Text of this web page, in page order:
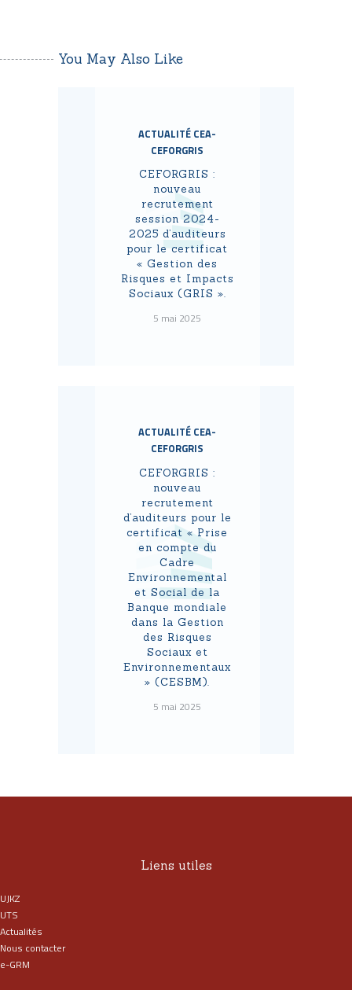
You May Also Like
ACTUALITÉ CEA-
CEFORGRIS
CEFORGRIS :
nouveau
recrutement
session 2024-
2025 d’auditeurs
pour le certificat
« Gestion des
Risques et Impacts
Sociaux (GRIS ».
5 mai 2025
ACTUALITÉ CEA-
CEFORGRIS
CEFORGRIS :
nouveau
recrutement
d’auditeurs pour le
certificat « Prise
en compte du
Cadre
Environnemental
et Social de la
Banque mondiale
dans la Gestion
des Risques
Sociaux et
Environnementaux
» (CESBM).
5 mai 2025
Liens utiles
UJKZ
UTS
Actualités
Nous contacter
e-GRM